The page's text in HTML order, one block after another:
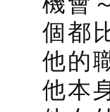
個都
他的
他本